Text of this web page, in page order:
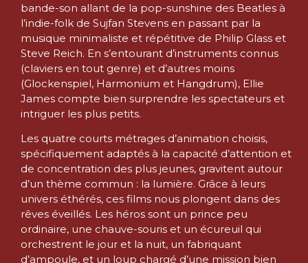
bande-son allant de la pop-sunshine des Beatles à
l’indie-folk de Sujfan Stevens en passant par la
musique minimaliste et répétitive de Philip Glass et
Steve Reich. En s’entourant d’instruments connus
(claviers en tout genre) et d’autres moins
(Glockenspiel, Harmonium et Hangdrum), Ellie
James compte bien surprendre les spectateurs et
intriguer les plus petits.
Les quatre courts métrages d’animation choisis,
spécifiquement adaptés à la capacité d’attention et
de concentration des plus jeunes, gravitent autour
d’un thème commun : la lumière. Grâce à leurs
univers éthérés, ces films nous plongent dans des
rêves éveillés. Les héros sont un prince peu
ordinaire, une chauve-souris et un écureuil qui
orchestrent le jour et la nuit, un fabriquant
d’ampoule, et un loup chargé d’une mission bien